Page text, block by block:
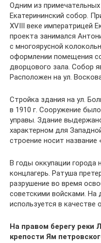
Одним из
Екатерининский собор.
XVIII веке императрицей
проекта занимался
с многоярусной
оформлении помещения
дворцового зала. Собор
Расположен на ул.
Стройка здания на ул.
в 1910 г. Сооружение
управы. Здание
характерном для
строение носит название
В годы оккупации города
концлагерь. Ратуша
разрушение во время
советскими войсками.
используется в качестве
На правом берегу реки
крепости Ям